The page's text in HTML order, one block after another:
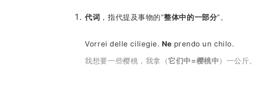
代词 ，指代提及事物的“整体中的一部分”。
Vorrei delle ciliegie. Ne prendo un chilo.
我想要一些樱桃，我拿（它们中=樱桃中）一公斤。